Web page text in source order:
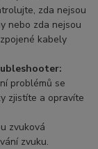
zda nejsou
nebo zda nejsou
kabely
problémů se
zjistíte a opravíte
zvuková
zvuku.